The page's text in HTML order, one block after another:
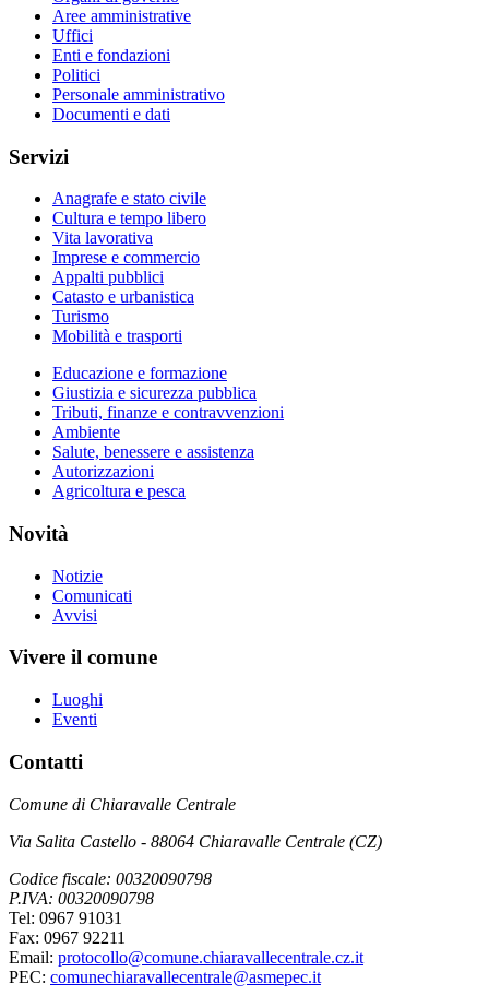
Aree amministrative
Uffici
Enti e fondazioni
Politici
Personale amministrativo
Documenti e dati
Servizi
Anagrafe e stato civile
Cultura e tempo libero
Vita lavorativa
Imprese e commercio
Appalti pubblici
Catasto e urbanistica
Turismo
Mobilità e trasporti
Educazione e formazione
Giustizia e sicurezza pubblica
Tributi, finanze e contravvenzioni
Ambiente
Salute, benessere e assistenza
Autorizzazioni
Agricoltura e pesca
Novità
Notizie
Comunicati
Avvisi
Vivere il comune
Luoghi
Eventi
Contatti
Comune di Chiaravalle Centrale
Via Salita Castello - 88064 Chiaravalle Centrale (CZ)
Codice fiscale: 00320090798
P.IVA: 00320090798
Tel: 0967 91031
Fax: 0967 92211
Email: protocollo@comune.chiaravallecentrale.cz.it
PEC: comunechiaravallecentrale@asmepec.it